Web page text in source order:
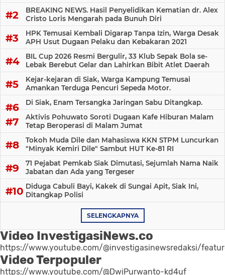
BREAKING NEWS. Hasil Penyelidikan Kematian dr. Alex
Cristo Loris Mengarah pada Bunuh Diri
HPK Temusai Kembali Digarap Tanpa Izin, Warga Desak
APH Usut Dugaan Pelaku dan Kebakaran 2021
BIL Cup 2026 Resmi Bergulir, 33 Klub Sepak Bola se-
Lebak Berebut Gelar dan Lahirkan Bibit Atlet Daerah
Kejar-kejaran di Siak, Warga Kampung Temusai
Amankan Terduga Pencuri Sepeda Motor.
Di Siak, Enam Tersangka Jaringan Sabu Ditangkap.
Aktivis Pohuwato Soroti Dugaan Kafe Hiburan Malam
Tetap Beroperasi di Malam Jumat
Tokoh Muda Dile dan Mahasiswa KKN STPM Luncurkan
"Minyak Kemiri Dile" Sambut HUT Ke-81 RI
71 Pejabat Pemkab Siak Dimutasi, Sejumlah Nama Naik
Jabatan dan Ada yang Tergeser
Diduga Cabuli Bayi, Kakek di Sungai Apit, Siak Ini,
Ditangkap Polisi
SELENGKAPNYA
Video InvestigasiNews.co
https://www.youtube.com/@investigasinewsredaksi/
Video Terpopuler
https://www.youtube.com/@DwiPurwanto-kd4uf